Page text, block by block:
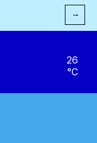
→
26
°C